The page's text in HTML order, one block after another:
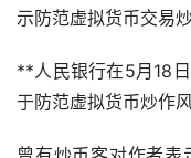
示防范虚拟货币交易炒
**人民银行在5月18
于防范虚拟货币炒作